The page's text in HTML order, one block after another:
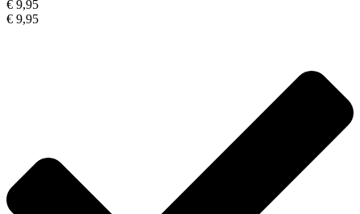
€ 9,95
€ 9,95